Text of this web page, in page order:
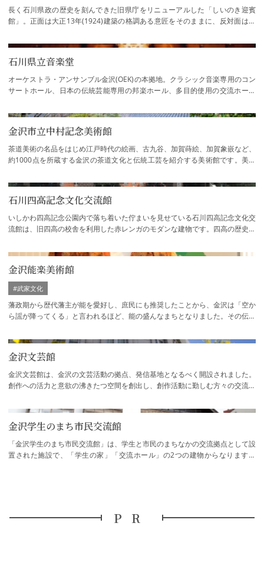
長く石川県政の歴史を刻んできた旧県庁をリニューアルした「しいのき迎賓
館」。正面は大正13年(1924)建築の格調ある意匠をそのままに、反対面は現
石川県立音楽堂
オーケストラ・アンサンブル金沢(OEK)の本拠地。クラシック音楽専用のコン
サートホール、日本の伝統芸能専用の邦楽ホール、多目的使用の交流ホール
金沢市立中村記念美術館
茶道美術の名品をはじめ江戸時代の絵画、古九谷、加賀蒔絵、加賀象嵌など、
約1000点を所蔵する金沢の茶道文化と伝統工芸を紹介する美術館です。美術
石川四高記念文化交流館
いしかわ四高記念公園内で落ち着いた佇まいを見せている石川四高記念文化交
流館は、旧四高の校舎を利用した赤レンガのモダンな建物です。四高の歴史と
金沢能楽美術館
藩政期から歴代藩主が能を愛好し、庶民にも推奨したことから、金沢は「空か
ら謡が降ってくる」と言われるほど、能の盛んなまちとなりました。その伝統
#武家文化
金沢文芸館
金沢文芸館は、金沢の文芸活動の拠点、発信基地となるべく開設されました。
創作への活力と意欲の沸きたつ空間を創出し、創作活動に勤しむ方々の交流の
金沢学生のまち市民交流館
「金沢学生のまち市民交流館」は、学生と市民のまちなかの交流拠点として設
置された施設で、「学生の家」「交流ホール」の2つの建物からなります。
PR